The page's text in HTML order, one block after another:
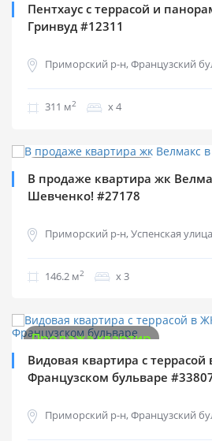
Пентхаус с террасой и
Гринвуд #12311
Приморский р-н, Французский
311 м2 х 4
В продаже квартира жк
Шевченко! #27178
Приморский р-н, Успенская улица
146.2 м2 х 3
Продажа квартир
Видовая квартира с
Французском бульваре
Приморский р-н, Французский